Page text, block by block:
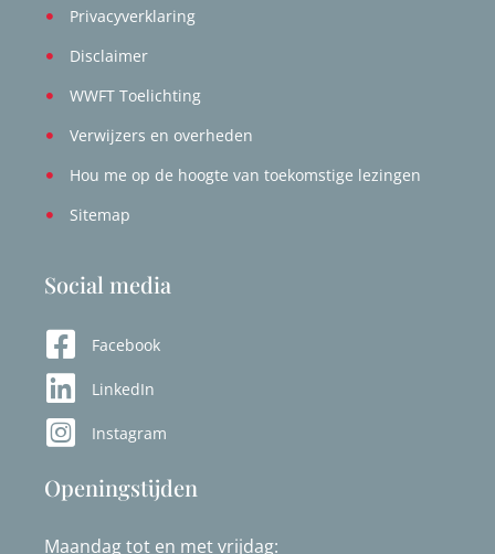
Privacyverklaring
Disclaimer
WWFT Toelichting
Verwijzers en overheden
Hou me op de hoogte van toekomstige lezingen
Sitemap
Social media
Facebook
LinkedIn
Instagram
Openingstijden
Maandag tot en met vrijdag: